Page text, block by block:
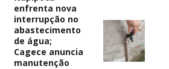
enfrenta nova
interrupção no
abastecimento
de água;
Cagece anuncia
manutenção